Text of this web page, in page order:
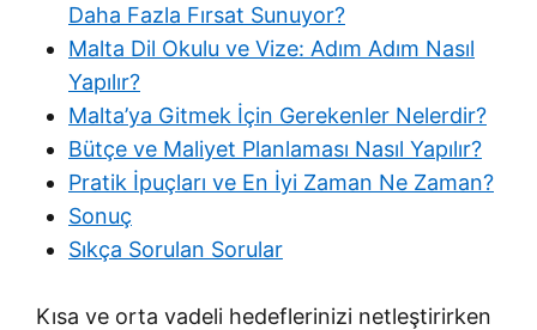
Daha Fazla Fırsat Sunuyor?
Malta Dil Okulu ve Vize: Adım Adım Nasıl
Yapılır?
Malta’ya Gitmek İçin Gerekenler Nelerdir?
Bütçe ve Maliyet Planlaması Nasıl Yapılır?
Pratik İpuçları ve En İyi Zaman Ne Zaman?
Sonuç
Sıkça Sorulan Sorular
Kısa ve orta vadeli hedeflerinizi netleştirirken